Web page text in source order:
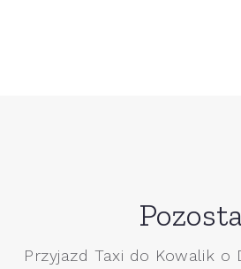
Przyjazd Taxi do Kowalik o